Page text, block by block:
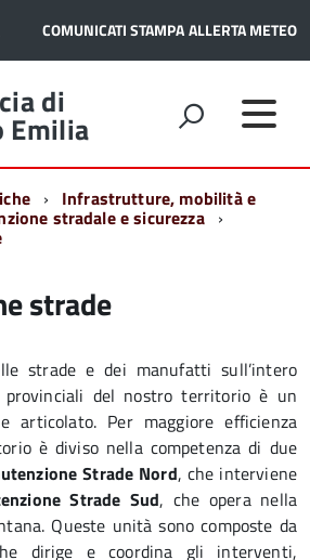
COMUNICATI STAMPAALLERTA METEO
di
Emilia
Infrastrutture, mobilità e
stradale e sicurezza
strade
strade e dei manufatti sull’intero
provinciali del nostro territorio è un
articolato. Per maggiore efficienza
è diviso nella competenza di due
Strade Nord, che interviene
Strade Sud, che opera nella
Queste unità sono composte da
dirige e coordina gli interventi,